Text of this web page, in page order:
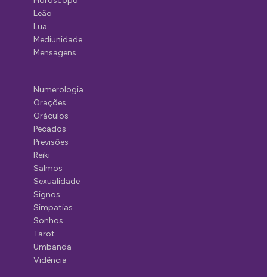
Leão
Lua
Mediunidade
Mensagens
Numerologia
Orações
Oráculos
Pecados
Previsões
Reiki
Salmos
Sexualidade
Signos
Simpatias
Sonhos
Tarot
Umbanda
Vidência